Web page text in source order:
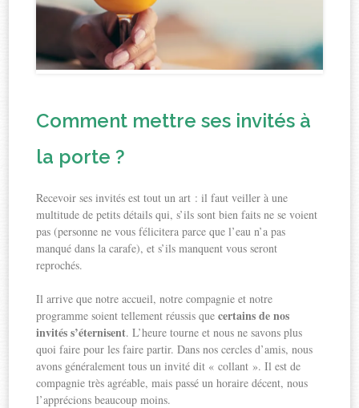
Comment mettre ses invités à
la porte ?
Recevoir ses invités est tout un art : il faut veiller à une
multitude de petits détails qui, s’ils sont bien faits ne se voient
pas (personne ne vous félicitera parce que l’eau n’a pas
manqué dans la carafe), et s’ils manquent vous seront
reprochés.
Il arrive que notre accueil, notre compagnie et notre
programme soient tellement réussis quecertains de nos
invités s’éternisent. L’heure tourne et nous ne savons plus
quoi faire pour les faire partir. Dans nos cercles d’amis, nous
avons généralement tous un invité dit « collant ». Il est de
compagnie très agréable, mais passé un horaire décent, nous
l’apprécions beaucoup moins.